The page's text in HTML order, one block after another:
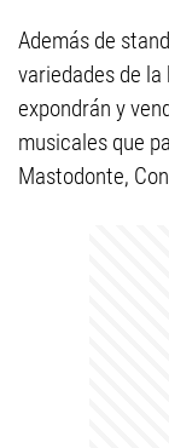
Además de
variedades de la
expondrán y
musicales que
Mastodonte,